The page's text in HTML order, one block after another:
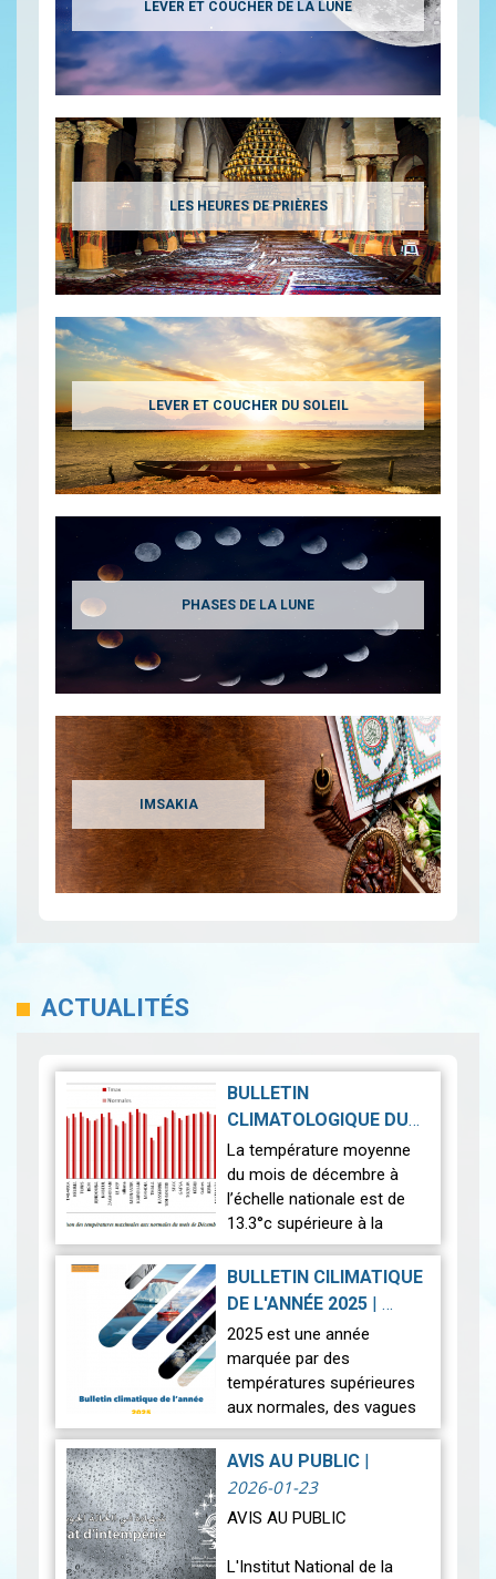
LEVER ET COUCHER DE LA LUNE
LES HEURES DE PRIÈRES
LEVER ET COUCHER DU SOLEIL
PHASES DE LA LUNE
IMSAKIA
ACTUALITÉS
BULLETIN
CLIMATOLOGIQUE DU
MOIS DE DÉCEMBRE
2025|2026-01-30
La température moyenne
du mois de décembre à
l’échelle nationale est de
13.3°c supérieure à la
normale (12.5°c). Cela
indique un mois
relativement plus chaud
BULLETIN CILIMATIQUE
DE L'ANNÉE 2025
2026-01-23
2025 est une année
marquée par des
températures supérieures
aux normales, des vagues
de chaleur et des
précipitations localement
exceptionnelles avec des
AVIS AU PUBLIC
2026-01-23
AVIS AU PUBLIC
L'Institut National de la